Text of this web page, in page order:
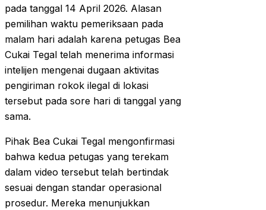
pada tanggal 14 April 2026. Alasan
pemilihan waktu pemeriksaan pada
malam hari adalah karena petugas Bea
Cukai Tegal telah menerima informasi
intelijen mengenai dugaan aktivitas
pengiriman rokok ilegal di lokasi
tersebut pada sore hari di tanggal yang
sama.
Pihak Bea Cukai Tegal mengonfirmasi
bahwa kedua petugas yang terekam
dalam video tersebut telah bertindak
sesuai dengan standar operasional
prosedur. Mereka menunjukkan